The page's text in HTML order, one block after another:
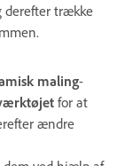
derefter trække
maling-
for at
ændre